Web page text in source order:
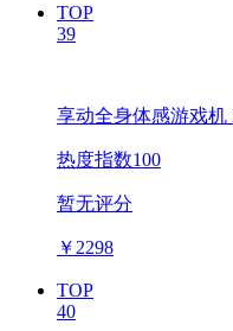
TOP
39
享动全身体感游戏机
热度指数100
暂无评分
￥ 2298
TOP
40